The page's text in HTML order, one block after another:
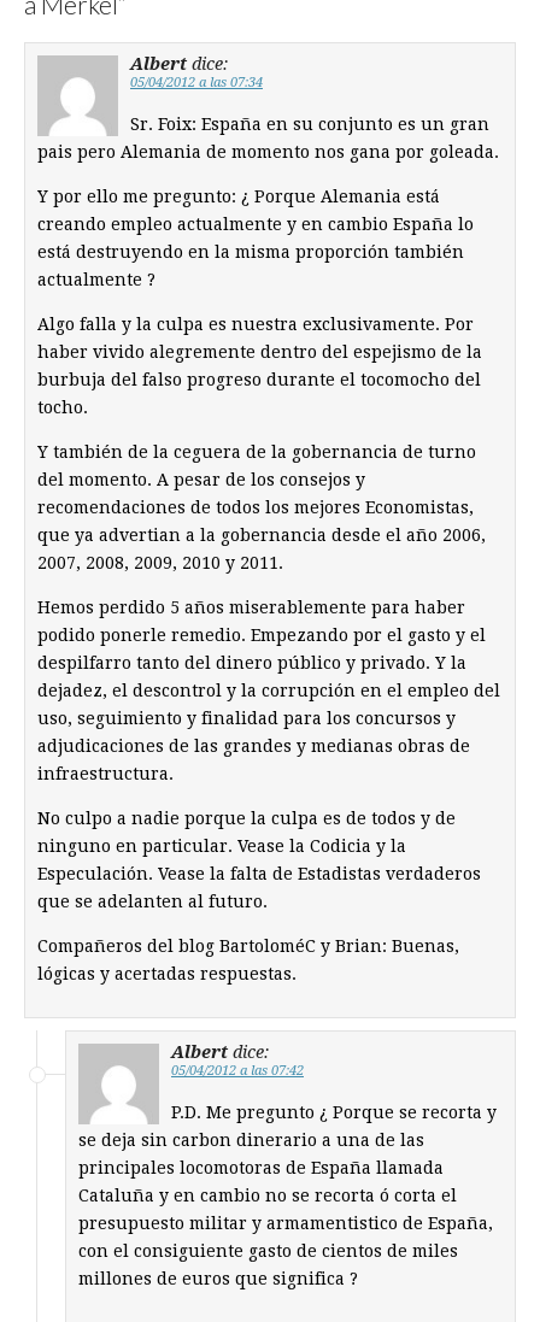
Albert dice:
05/04/2012 a las 07:34
Sr. Foix: España en su conjunto es un gran
pais pero Alemania de momento nos gana por goleada.
Y por ello me pregunto: ¿ Porque Alemania está
creando empleo actualmente y en cambio España lo
está destruyendo en la misma proporción también
actualmente ?
Algo falla y la culpa es nuestra exclusivamente. Por
haber vivido alegremente dentro del espejismo de la
burbuja del falso progreso durante el tocomocho del
tocho.
Y también de la ceguera de la gobernancia de turno
del momento. A pesar de los consejos y
recomendaciones de todos los mejores Economistas,
que ya advertian a la gobernancia desde el año 2006,
2007, 2008, 2009, 2010 y 2011.
Hemos perdido 5 años miserablemente para haber
podido ponerle remedio. Empezando por el gasto y el
despilfarro tanto del dinero público y privado. Y la
dejadez, el descontrol y la corrupción en el empleo del
uso, seguimiento y finalidad para los concursos y
adjudicaciones de las grandes y medianas obras de
infraestructura.
No culpo a nadie porque la culpa es de todos y de
ninguno en particular. Vease la Codicia y la
Especulación. Vease la falta de Estadistas verdaderos
que se adelanten al futuro.
Compañeros del blog BartoloméC y Brian: Buenas,
lógicas y acertadas respuestas.
Albert dice:
05/04/2012 a las 07:42
P.D. Me pregunto ¿ Porque se recorta y
se deja sin carbon dinerario a una de las
principales locomotoras de España llamada
Cataluña y en cambio no se recorta ó corta el
presupuesto militar y armamentistico de España,
con el consiguiente gasto de cientos de miles
millones de euros que significa ?